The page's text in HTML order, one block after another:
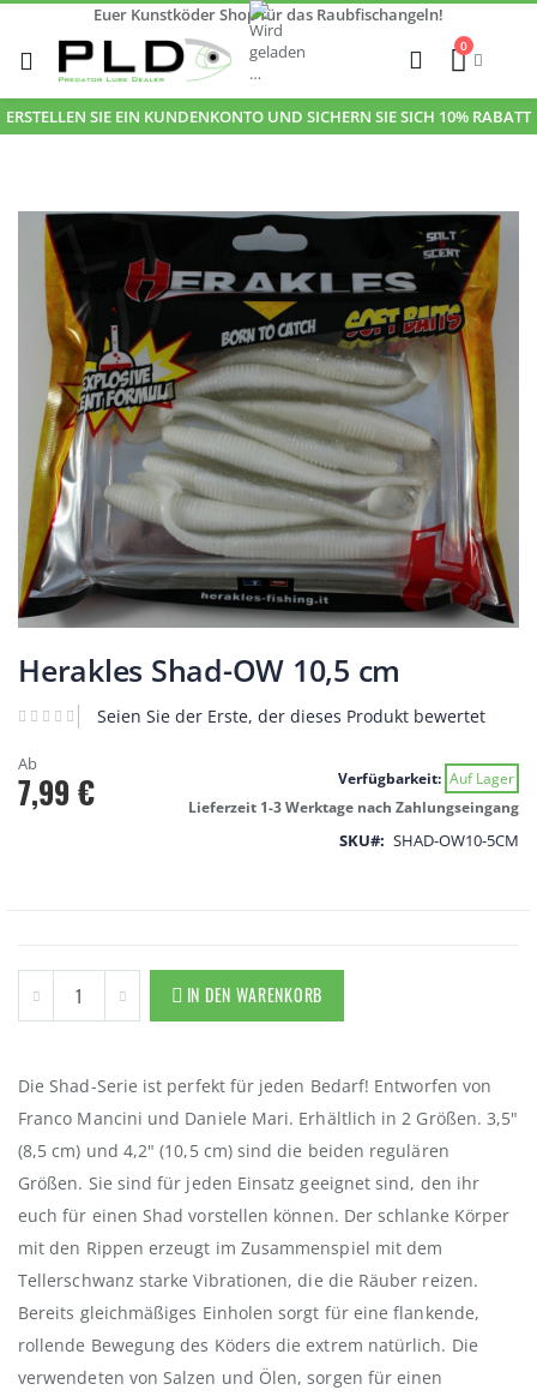
Euer Kunstköder Shop für das Raubfischangeln!
Zum
Inhalt
springen
Cart
0
Suche
ERSTELLEN SIE EIN KUNDENKONTO UND SICHERN SIE SICH 10% RABATT
Zum
Ende
Bildgalerie
springen
Anfang
der
Bildgalerie
springen
Herakles Shad-OW 10,5 cm
Seien Sie der Erste, der dieses Produkt bewertet
Ab
7,99 € Verfügbarkeit: Auf Lager
Lieferzeit 1-3 Werktage nach Zahlungseingang
SKU SHAD-OW10-5CM
IN DEN WARENKORB
Die Shad-Serie ist perfekt für jeden Bedarf! Entworfen von
Franco Mancini und Daniele Mari. Erhältlich in 2 Größen. 3,5"
(8,5 cm) und 4,2" (10,5 cm) sind die beiden regulären
Größen. Sie sind für jeden Einsatz geeignet sind, den ihr
euch für einen Shad vorstellen können. Der schlanke Körper
mit den Rippen erzeugt im Zusammenspiel mit dem
Tellerschwanz starke Vibrationen, die die Räuber reizen.
Bereits gleichmäßiges Einholen sorgt für eine flankende,
rollende Bewegung des Köders die extrem natürlich. Die
verwendeten von Salzen und Ölen, sorgen für einen